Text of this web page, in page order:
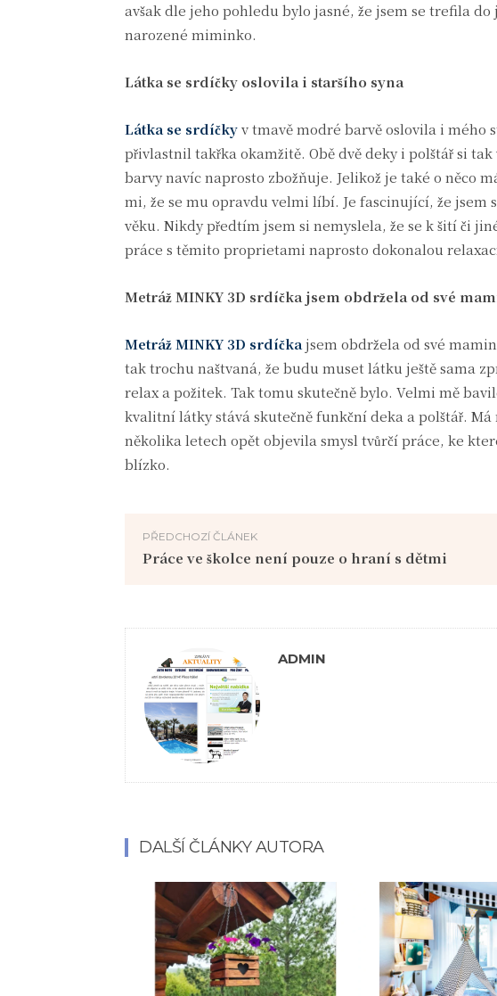
avšak dle jeho pohledu bylo jasné, že jsem se trefila
narozené miminko.
Látka se srdíčky oslovila i staršího syna
Látka se srdíčkyv tmavě modré barvě oslovila i mého
přivlastnil takřka okamžitě. Obě dvě deky i polštář si
barvy navíc naprosto zbožňuje. Jelikož je také o něco
mi, že se mu opravdu velmi líbí. Je fascinující, že jsem
věku. Nikdy předtím jsem si nemyslela, že se k šití či
práce s těmito proprietami naprosto dokonalou
Metráž MINKY 3D srdíčka jsem obdržela od své
Metráž MINKY 3D srdíčka jsem obdržela od své
tak trochu naštvaná, že budu muset látku ještě sama
relax a požitek. Tak tomu skutečně bylo. Velmi mě
kvalitní látky stává skutečně funkční deka a polštář.
několika letech opět objevila smysl tvůrčí práce, ke
blízko.
PŘEDCHOZÍ ČLÁNEK
Práce ve školce není pouze o hraní s dětmi
ADMIN
DALŠÍ ČLÁNKY AUTORA